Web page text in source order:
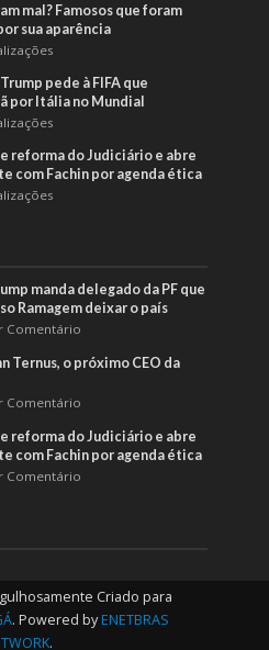
mal? Famosos que foram
sua aparência
pede à FIFA que
por Itália no Mundial
reforma do Judiciário e abre
com Fachin por agenda ética
manda delegado da PF que
Ramagem deixar o país
Comentário
Ternus, o próximo CEO da
Comentário
reforma do Judiciário e abre
com Fachin por agenda ética
Comentário
Criado para
. Powered by ENETBRAS
.